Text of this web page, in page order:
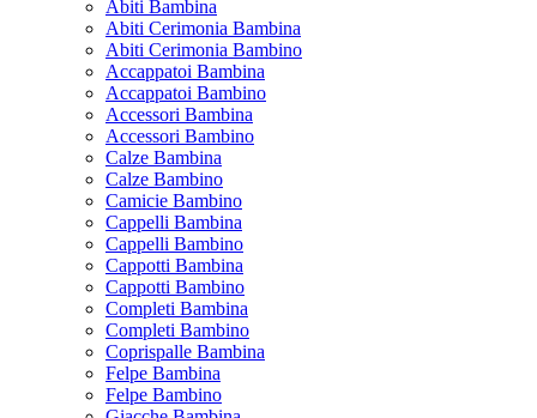
Abiti Bambina
Abiti Cerimonia Bambina
Abiti Cerimonia Bambino
Accappatoi Bambina
Accappatoi Bambino
Accessori Bambina
Accessori Bambino
Calze Bambina
Calze Bambino
Camicie Bambino
Cappelli Bambina
Cappelli Bambino
Cappotti Bambina
Cappotti Bambino
Completi Bambina
Completi Bambino
Coprispalle Bambina
Felpe Bambina
Felpe Bambino